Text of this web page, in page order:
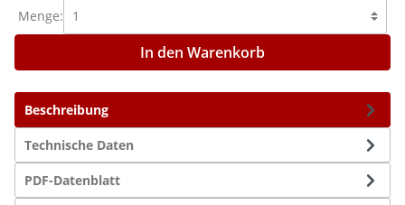
Beschreibung
Technische Daten
PDF-Datenblatt
Menge:
In den Warenkorb